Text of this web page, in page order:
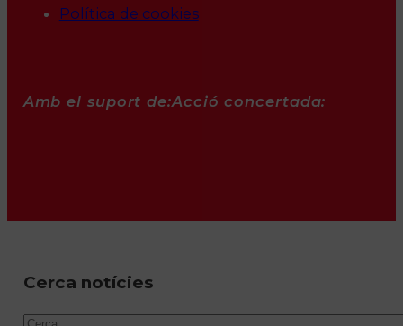
Política de cookies
Amb el suport de:Acció concertada:
Cerca notícies
Cercar